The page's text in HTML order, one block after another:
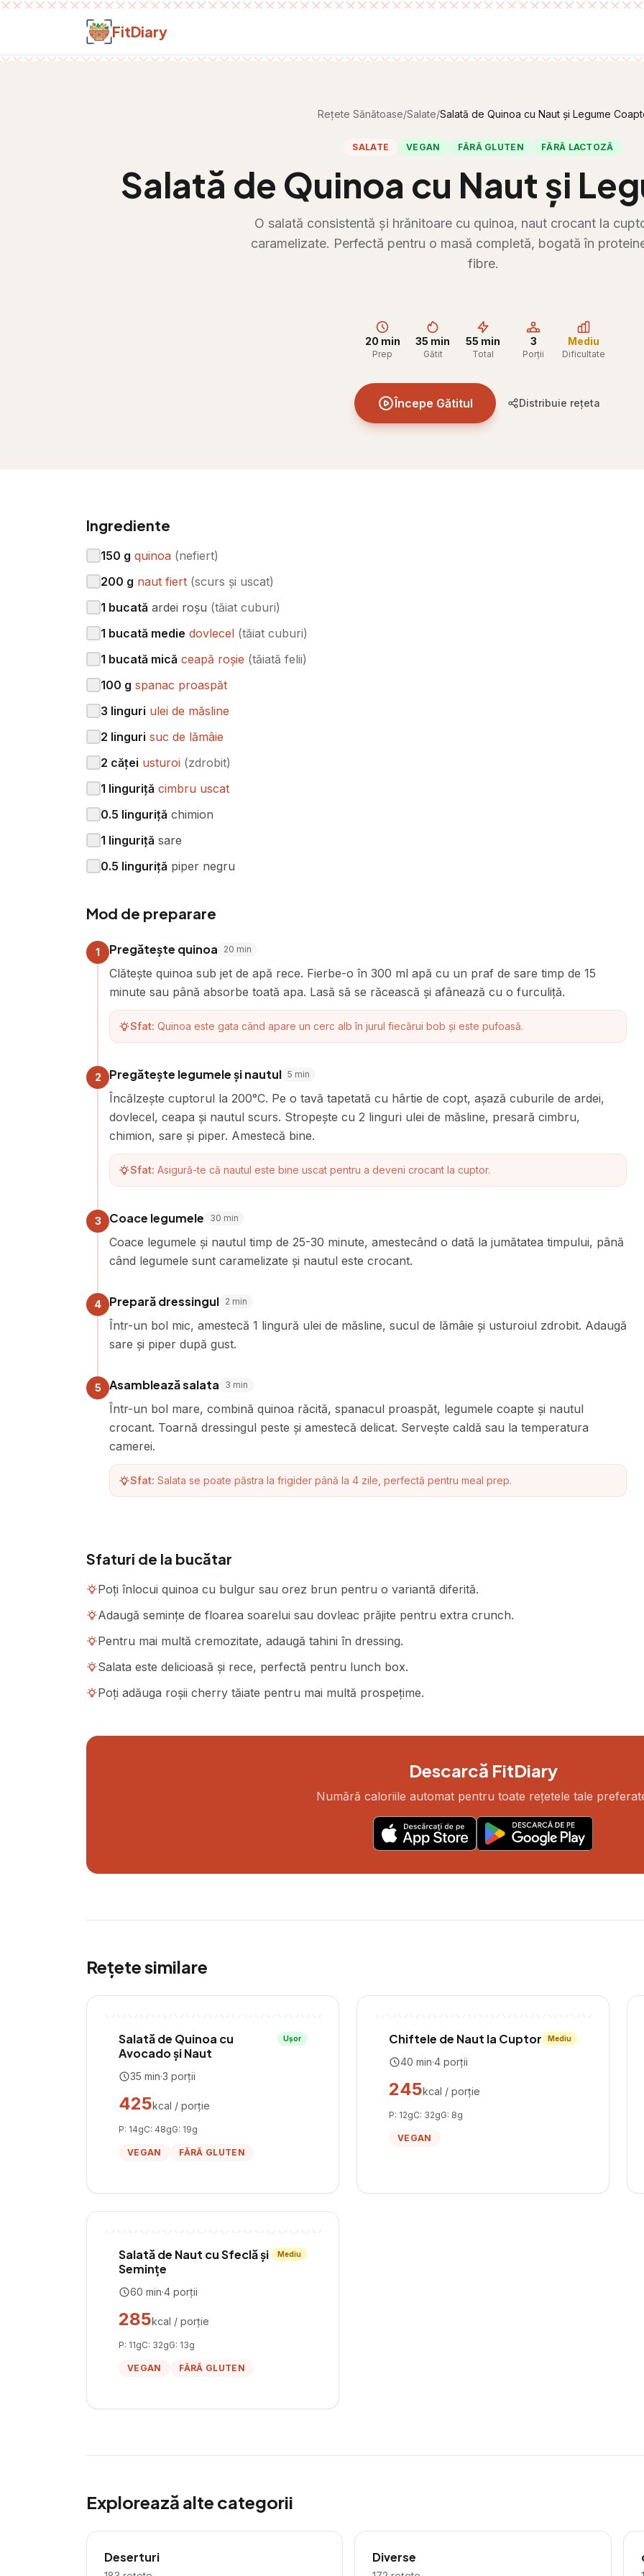
Salt la conținut
FitDiary
Rețete Sănătoase/Salate/Salată de Quinoa cu Naut și Legume
SALATE VEGAN FĂRĂ GLUTEN FĂRĂ LACTOZĂ
Salată de Quinoa cu Naut și
O salată consistentă și hrănitoare cu quinoa, naut crocant la
caramelizate. Perfectă pentru o masă completă, bogată în
fibre.
20 min
Prep
35 min
Gătit
55 min
Total
3
Porții
Mediu
Dificultate
Începe Gătitul Distribuie rețeta
Ingrediente
150 g quinoa (nefiert)
200 g naut fiert (scurs și uscat)
1 bucată ardei roșu (tăiat cuburi)
1 bucată medie dovlecel (tăiat cuburi)
1 bucată mică ceapă roșie (tăiată felii)
100 g spanac proaspăt
3 linguri ulei de măsline
2 linguri suc de lămâie
2 căței usturoi (zdrobit)
1 linguriță cimbru uscat
0.5 linguriță chimion
1 linguriță sare
0.5 linguriță piper negru
Mod de preparare
1 Pregătește quinoa 20 min
Clătește quinoa sub jet de apă rece. Fierbe-o în 300 ml apă cu un praf de sare timp de 15
minute sau până absorbe toată apa. Lasă să se răcească și afânează cu o furculiță.
Sfat: Quinoa este gata când apare un cerc alb în jurul fiecărui bob și este pufoasă.
2 Pregătește legumele și nautul 5 min
Încălzește cuptorul la 200°C. Pe o tavă tapetată cu hârtie de copt, așază cuburile de ardei,
dovlecel, ceapa și nautul scurs. Stropește cu 2 linguri ulei de măsline, presară cimbru,
chimion, sare și piper. Amestecă bine.
Sfat: Asigură-te că nautul este bine uscat pentru a deveni crocant la cuptor.
3 Coace legumele 30 min
Coace legumele și nautul timp de 25-30 minute, amestecând o dată la jumătatea timpului, până
când legumele sunt caramelizate și nautul este crocant.
4 Prepară dressingul 2 min
Într-un bol mic, amestecă 1 lingură ulei de măsline, sucul de lămâie și usturoiul zdrobit. Adaugă
sare și piper după gust.
5 Asamblează salata 3 min
Într-un bol mare, combină quinoa răcită, spanacul proaspăt, legumele coapte și nautul
crocant. Toarnă dressingul peste și amestecă delicat. Servește caldă sau la temperatura
camerei.
Sfat: Salata se poate păstra la frigider până la 4 zile, perfectă pentru meal prep.
Sfaturi de la bucătar
Poți înlocui quinoa cu bulgur sau orez brun pentru o variantă diferită.
Adaugă semințe de floarea soarelui sau dovleac prăjite pentru extra crunch.
Pentru mai multă cremozitate, adaugă tahini în dressing.
Salata este delicioasă și rece, perfectă pentru lunch box.
Poți adăuga roșii cherry tăiate pentru mai multă prospețime.
Descarcă FitDiary
Numără caloriile automat pentru toate rețetele tale
Rețete similare
Salată de Quinoa cu
Avocado și Naut
Ușor
35 min·3 porții
425kcal / porție
P: 14gC: 48gG: 19g
VEGAN FĂRĂ GLUTEN
Chiftele de Naut la Cuptor Mediu
40 min·4 porții
245kcal / porție
P: 12gC: 32gG: 8g
VEGAN
Salată de Naut cu Sfeclă și
Semințe
Mediu
60 min·4 porții
285kcal / porție
P: 11gC: 32gG: 13g
VEGAN FĂRĂ GLUTEN
Explorează alte categorii
Deserturi Diverse